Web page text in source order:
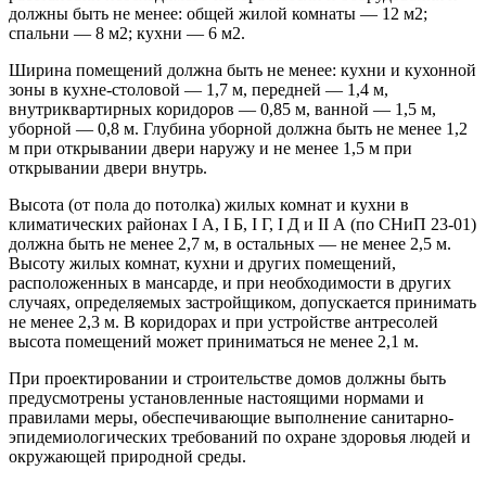
должны быть не менее: общей жилой комнаты — 12 м2;
спальни — 8 м2; кухни — 6 м2.
Ширина помещений должна быть не менее: кухни и кухонной
зоны в кухне-столовой — 1,7 м, передней — 1,4 м,
внутриквартирных коридоров — 0,85 м, ванной — 1,5 м,
уборной — 0,8 м. Глубина уборной должна быть не менее 1,2
м при открывании двери наружу и не менее 1,5 м при
открывании двери внутрь.
Высота (от пола до потолка) жилых комнат и кухни в
климатических районах I А, I Б, I Г, I Д и II А (по СНиП 23-01)
должна быть не менее 2,7 м, в остальных — не менее 2,5 м.
Высоту жилых комнат, кухни и других помещений,
расположенных в мансарде, и при необходимости в других
случаях, определяемых застройщиком, допускается принимать
не менее 2,3 м. В коридорах и при устройстве антресолей
высота помещений может приниматься не менее 2,1 м.
При проектировании и строительстве домов должны быть
предусмотрены установленные настоящими нормами и
правилами меры, обеспечивающие выполнение санитарно-
эпидемиологических требований по охране здоровья людей и
окружающей природной среды.